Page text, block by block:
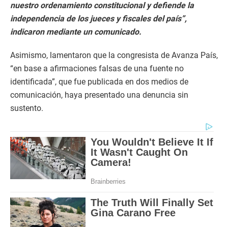
nuestro ordenamiento constitucional y defiende la
independencia de los jueces y fiscales del país”,
indicaron mediante un comunicado.
Asimismo, lamentaron que la congresista de Avanza País,
“en base a afirmaciones falsas de una fuente no
identificada”, que fue publicada en dos medios de
comunicación, haya presentado una denuncia sin
sustento.